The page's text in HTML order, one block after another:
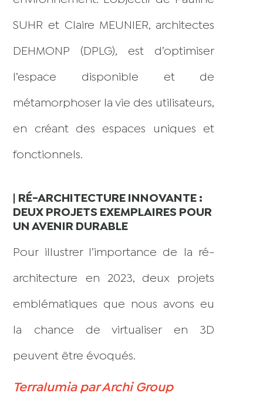
SUHR et Claire MEUNIER, architectes
DEHMONP (DPLG), est d’optimiser
l’espace disponible et de
métamorphoser la vie des utilisateurs,
en créant des espaces uniques et
fonctionnels.
| RÉ-ARCHITECTURE INNOVANTE :
DEUX PROJETS EXEMPLAIRES POUR
UN AVENIR DURABLE
Pour illustrer l’importance de la ré-
architecture en 2023, deux projets
emblématiques que nous avons eu
la chance de virtualiser en 3D
peuvent être évoqués.
Terralumia par Archi Group